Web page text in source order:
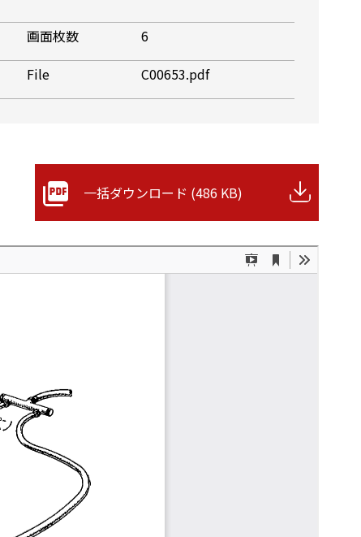
画面枚数
6
File C00653.pdf
一括ダウンロード (486 KB)